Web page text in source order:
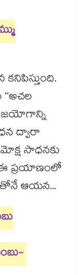
రాజయోగాన్ని
ద్వారా
సాధనకు
ఈ ప్రయాణంలో
ఆయన...